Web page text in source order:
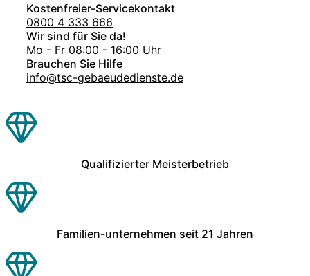
Kostenfreier-Servicekontakt
0800 4 333 666
Wir sind für Sie da!
Mo - Fr 08:00 - 16:00 Uhr
Brauchen Sie Hilfe
info@tsc-gebaeudedienste.de
Qualifizierter Meisterbetrieb
Familien-unternehmen seit 21 Jahren